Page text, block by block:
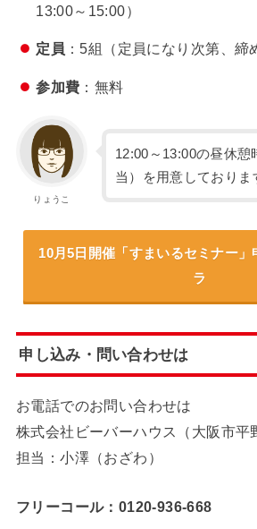
13:00～15:00）
定員 ：5組（定員になり次第、締
参加費 ：無料
りょうこ
12:00～13:00の昼休憩
当）を用意しておりま
10月5日開催「すまいるセミナー」
ラ
申し込み・問い合わせは
お電話でのお問い合わせは
株式会社ビーバーハウス（大阪市平
担当：小澤（おざわ）
フリーコール：0120-936-668